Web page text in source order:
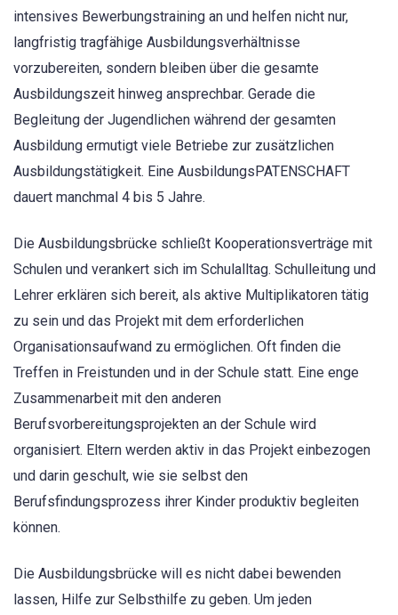
intensives Bewerbungstraining an und helfen nicht nur,
langfristig tragfähige Ausbildungsverhältnisse
vorzubereiten, sondern bleiben über die gesamte
Ausbildungszeit hinweg ansprechbar. Gerade die
Begleitung der Jugendlichen während der gesamten
Ausbildung ermutigt viele Betriebe zur zusätzlichen
Ausbildungstätigkeit. Eine AusbildungsPATENSCHAFT
dauert manchmal 4 bis 5 Jahre.
Die Ausbildungsbrücke schließt Kooperationsverträge mit
Schulen und verankert sich im Schulalltag. Schulleitung und
Lehrer erklären sich bereit, als aktive Multiplikatoren tätig
zu sein und das Projekt mit dem erforderlichen
Organisationsaufwand zu ermöglichen. Oft finden die
Treffen in Freistunden und in der Schule statt. Eine enge
Zusammenarbeit mit den anderen
Berufsvorbereitungsprojekten an der Schule wird
organisiert. Eltern werden aktiv in das Projekt einbezogen
und darin geschult, wie sie selbst den
Berufsfindungsprozess ihrer Kinder produktiv begleiten
können.
Die Ausbildungsbrücke will es nicht dabei bewenden
lassen, Hilfe zur Selbsthilfe zu geben. Um jeden